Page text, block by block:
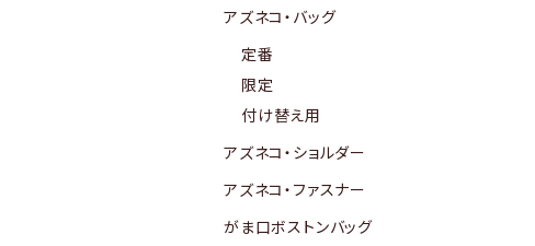
アズネコ・バッグ
定番
限定
付け替え用
アズネコ・ショルダー
アズネコ・ファスナー
がま口ボストンバッグ